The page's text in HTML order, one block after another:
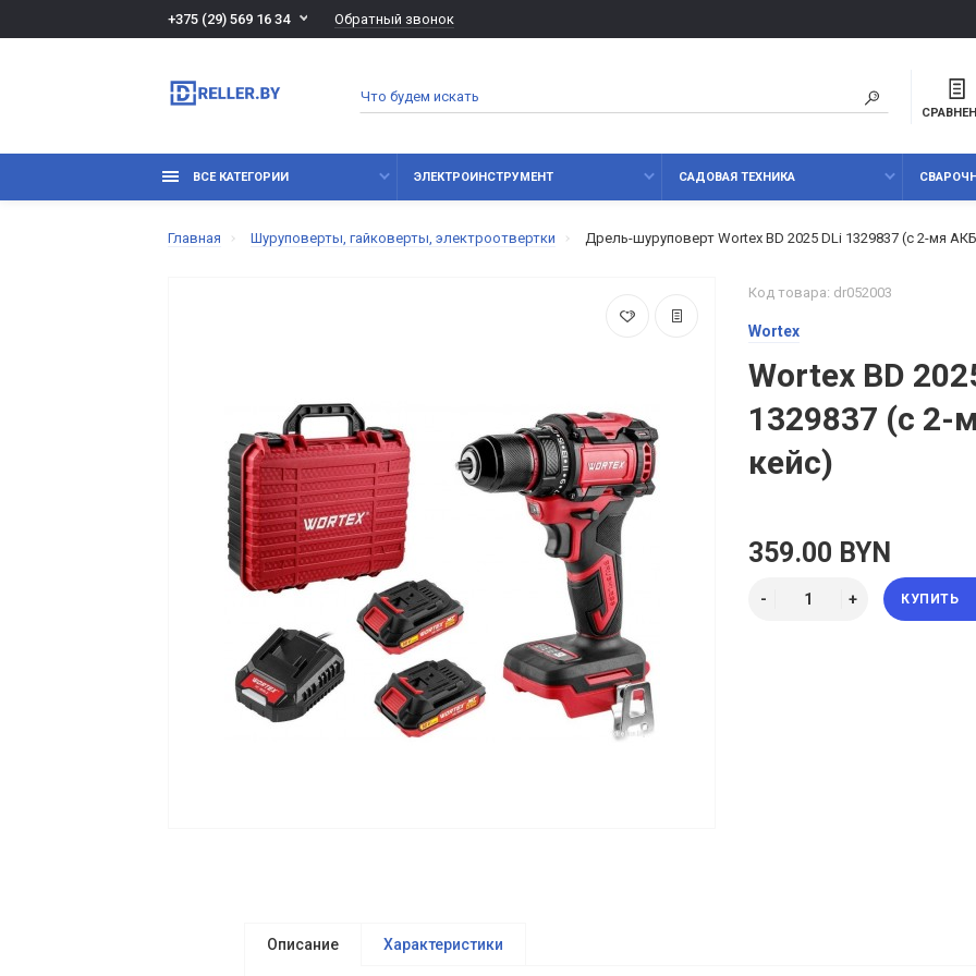
+375 (29) 569 16 34 Обратный звонок
ВСЕ КАТЕГОРИИ ЭЛЕКТРОИНСТРУМЕНТ САДОВАЯ ТЕХНИКА
Главная Шуруповерты, гайковерты, электроотвертки Дрель-шуруповерт Wortex BD 2025 DLi 1329837 (с 2-мя
Код товара: dr052003
Wortex
Wortex BD
1329837 (с 2-
кейс)
359.00 BYN
КУПИТЬ
Описание Характеристики